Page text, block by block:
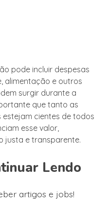
pode incluir despesas
alimentação e outros
surgir durante a
que tanto as
cientes de todos
esse valor,
justa e transparente.
Lendo
artigos e jobs!